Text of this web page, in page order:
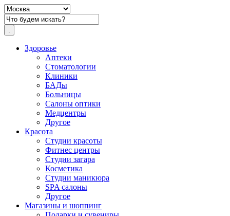
Здоровье
Аптеки
Стоматологии
Клиники
БАДы
Больницы
Салоны оптики
Медцентры
Другое
Красота
Студии красоты
Фитнес центры
Студии загара
Косметика
Студии маникюра
SPA салоны
Другое
Магазины и шоппинг